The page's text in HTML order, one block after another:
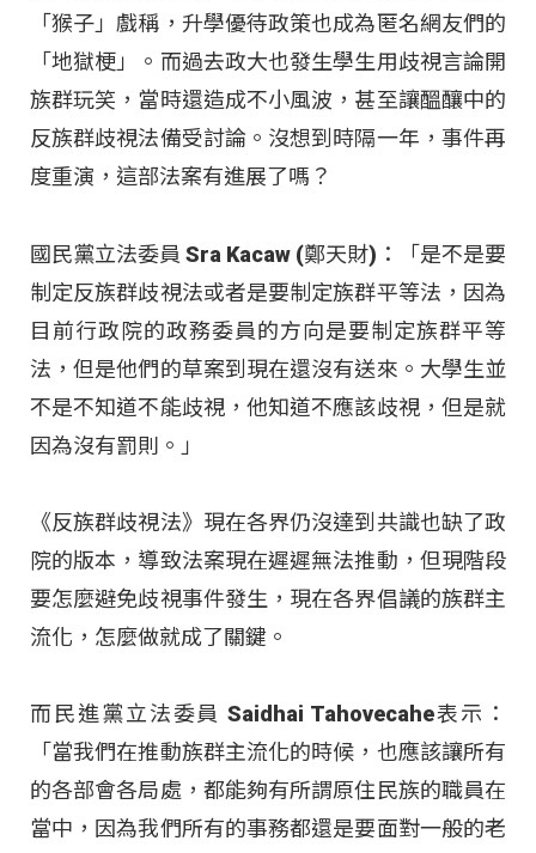
「猴子」戲稱，升學優待政策也成為匿名網友們的
「地獄梗」。而過去政大也發生學生用歧視言論開
族群玩笑，當時還造成不小風波，甚至讓醞釀中的
反族群歧視法備受討論。沒想到時隔一年，事件再
度重演，這部法案有進展了嗎？
國民黨立法委員 Sra Kacaw (鄭天財)：「是不是要
制定反族群歧視法或者是要制定族群平等法，因為
目前行政院的政務委員的方向是要制定族群平等
法，但是他們的草案到現在還沒有送來。大學生並
不是不知道不能歧視，他知道不應該歧視，但是就
因為沒有罰則。」
《反族群歧視法》現在各界仍沒達到共識也缺了政
院的版本，導致法案現在遲遲無法推動，但現階段
要怎麼避免歧視事件發生，現在各界倡議的族群主
流化，怎麼做就成了關鍵。
而民進黨立法委員 Saidhai Tahovecahe表示：
「當我們在推動族群主流化的時候，也應該讓所有
的各部會各局處，都能夠有所謂原住民族的職員在
當中，因為我們所有的事務都還是要面對一般的老